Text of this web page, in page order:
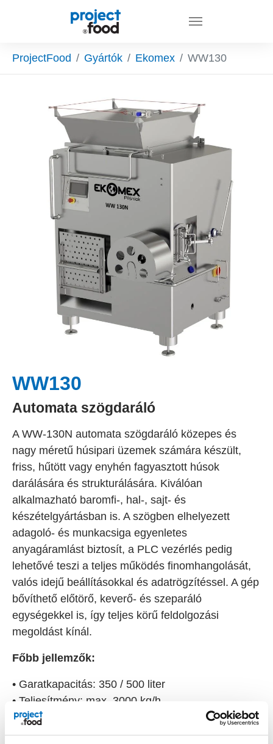
Skip to main content
You are here:
ProjectFood Gyártók Ekomex WW130
WW130
Automata szögdaráló
A WW-130N automata szögdaráló közepes és
nagy méretű húsipari üzemek számára készült,
friss, hűtött vagy enyhén fagyasztott húsok
darálására és strukturálására. Kiválóan
alkalmazható baromfi-, hal-, sajt- és
készételgyártásban is. A szögben elhelyezett
adagoló- és munkacsiga egyenletes
anyagáramlást biztosít, a PLC vezérlés pedig
lehetővé teszi a teljes működés finomhangolását,
valós idejű beállításokkal és adatrögzítéssel. A gép
bővíthető előtörő, keverő- és szeparáló
egységekkel is, így teljes körű feldolgozási
megoldást kínál.
Főbb jellemzők:
• Garatkapacitás: 350 / 500 liter
• Teljesítmény: max. 3000 kg/h
• Vágóeszköz átmérő: Ø130 mm (E130)
• Vágókonfiguráció: 2–5 részes